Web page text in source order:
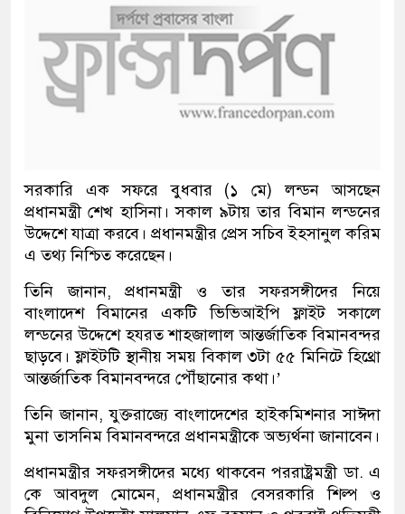
সরকারি এক সফরে বুধবার (১ মে) লন্ডন আসছেন
প্রধানমন্ত্রী শেখ হাসিনা। সকাল ৯টায় তার বিমান লন্ডনের
উদ্দেশে যাত্রা করবে। প্রধানমন্ত্রীর প্রেস সচিব ইহসানুল করিম
এ তথ্য নিশ্চিত করেছেন।
তিনি জানান, প্রধানমন্ত্রী ও তার সফরসঙ্গীদের নিয়ে
বাংলাদেশ বিমানের একটি ভিভিআইপি ফ্লাইট সকালে
লন্ডনের উদ্দেশে হযরত শাহজালাল আন্তর্জাতিক বিমানবন্দর
ছাড়বে। ফ্লাইটটি স্থানীয় সময় বিকাল ৩টা ৫৫ মিনিটে হিথ্রো
আন্তর্জাতিক বিমানবন্দরে পৌঁছানোর কথা।’
তিনি জানান, যুক্তরাজ্যে বাংলাদেশের হাইকমিশনার সাঈদা
মুনা তাসনিম বিমানবন্দরে প্রধানমন্ত্রীকে অভ্যর্থনা জানাবেন।
প্রধানমন্ত্রীর সফরসঙ্গীদের মধ্যে থাকবেন পররাষ্ট্রমন্ত্রী ডা. এ
কে আবদুল মোমেন, প্রধানমন্ত্রীর বেসরকারি শিল্প ও